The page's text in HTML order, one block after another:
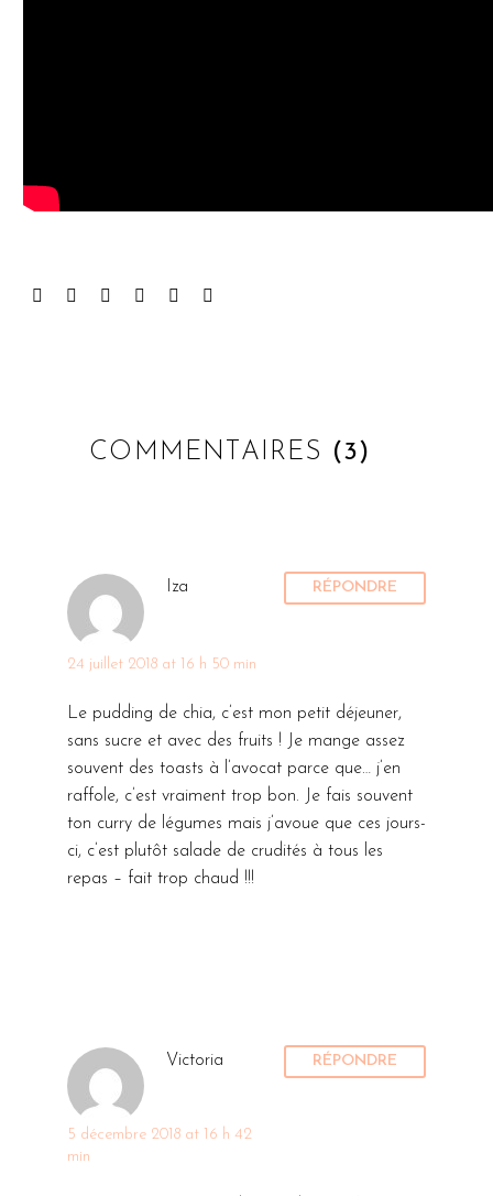
COMMENTAIRES (3)
Iza
24 juillet 2018 at 16 h 50 min
RÉPONDRE
Le pudding de chia, c’est mon petit déjeuner,
sans sucre et avec des fruits ! Je mange assez
souvent des toasts à l’avocat parce que… j’en
raffole, c’est vraiment trop bon. Je fais souvent
ton curry de légumes mais j’avoue que ces jours-
ci, c’est plutôt salade de crudités à tous les
repas – fait trop chaud !!!
Victoria
5 décembre 2018 at 16 h 42
min
RÉPONDRE